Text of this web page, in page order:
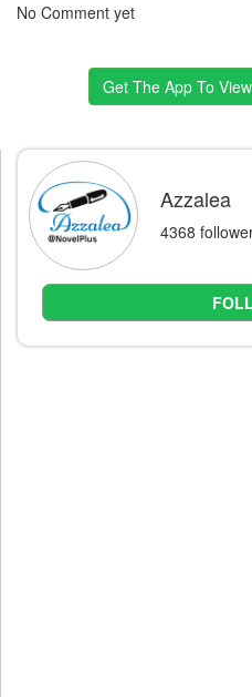
No Comment yet
Get The App To
Azzalea
4368